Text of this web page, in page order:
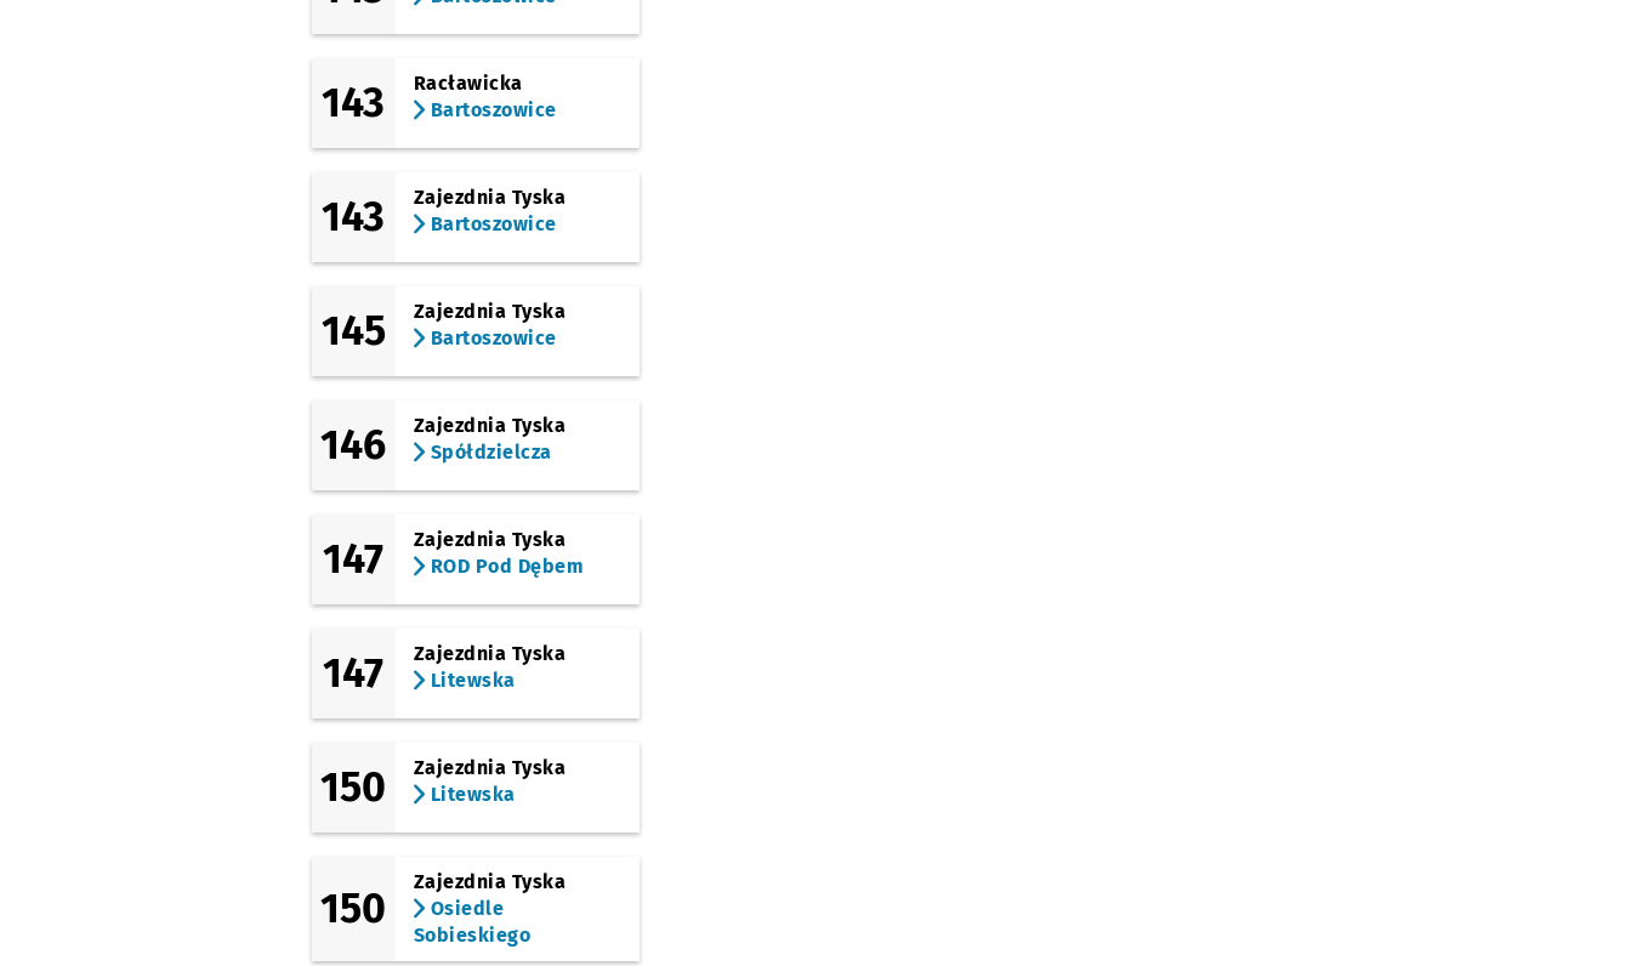
143
Racławicka
Bartoszowice
143
Zajezdnia Tyska
Bartoszowice
145
Zajezdnia Tyska
Bartoszowice
146
Zajezdnia Tyska
Spółdzielcza
147
Zajezdnia Tyska
ROD Pod Dębem
147
Zajezdnia Tyska
Litewska
150
Zajezdnia Tyska
Litewska
150
Zajezdnia Tyska
Osiedle
Sobieskiego